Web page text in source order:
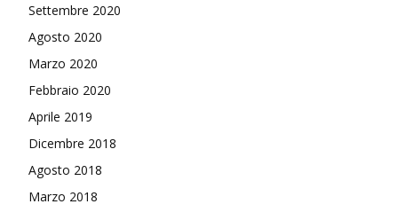
Settembre 2020
Agosto 2020
Marzo 2020
Febbraio 2020
Aprile 2019
Dicembre 2018
Agosto 2018
Marzo 2018